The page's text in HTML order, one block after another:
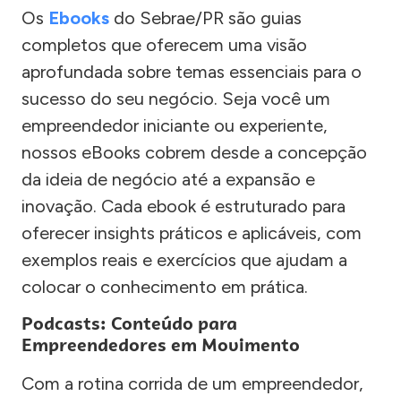
Os Ebooks do Sebrae/PR são guias
completos que oferecem uma visão
aprofundada sobre temas essenciais para o
sucesso do seu negócio. Seja você um
empreendedor iniciante ou experiente,
nossos eBooks cobrem desde a concepção
da ideia de negócio até a expansão e
inovação. Cada ebook é estruturado para
oferecer insights práticos e aplicáveis, com
exemplos reais e exercícios que ajudam a
colocar o conhecimento em prática.
Podcasts: Conteúdo para
Empreendedores em Movimento
Com a rotina corrida de um empreendedor,